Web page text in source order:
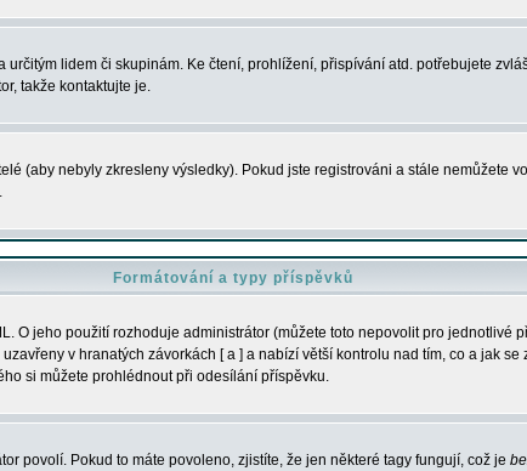
určitým lidem či skupinám. Ke čtení, prohlížení, přispívání atd. potřebujete
takže kontaktujte je.
(aby nebyly zkresleny výsledky). Pokud jste registrováni a stále nemůžete
Formátování a typy příspěvků
O jeho použití rozhoduje administrátor (můžete toto nepovolit pro jednotlivé
v hranatých závorkách [ a ] a nabízí větší kontrolu nad tím, co a jak se
si můžete prohlédnout při odesílání příspěvku.
povolí. Pokud to máte povoleno, zjistíte, že jen některé tagy fungují, což je